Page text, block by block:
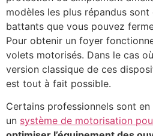
modèles les plus répandus sont
battants que vous pouvez
Pour obtenir un foyer
volets motorisés. Dans le cas
version classique de ces
est tout à fait possible.
Certains professionnels sont
un système de motorisation